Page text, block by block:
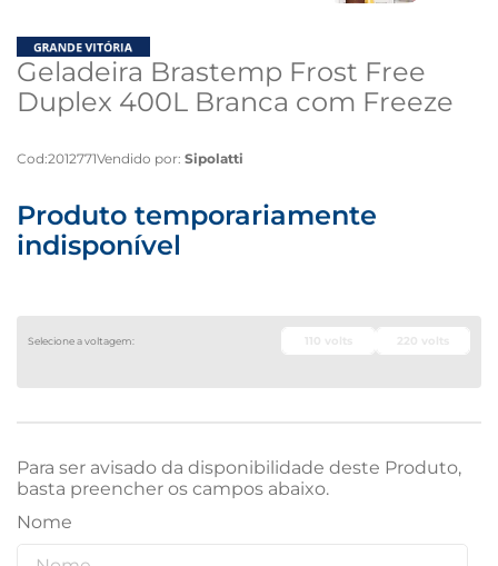
Geladeira Brastemp Frost Free
Duplex 400L Branca com Freeze
Cod:2012771Vendido por: Sipolatti
Produto temporariamente
indisponível
Para ser avisado da disponibilidade deste Produto,
basta preencher os campos abaixo.